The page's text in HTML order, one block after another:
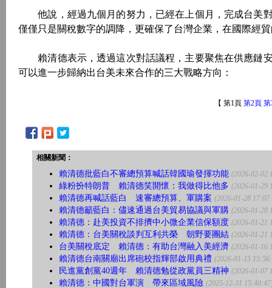
他說，經過九個月的努力，已經在上個月，完成台美
僅僅只是關稅數字的調降，更確保了台灣企業，在國際經
賴清德表示，透過這次對話議程，主要聚焦在供應鏈
可以進一步歸納出台美未來合作的三大戰略方向：
【 第1頁 第2頁 第
相關新聞：
賴清德批藍白不審總預算喊話韓國瑜發揮功能 (2026-02-02
綠粉扮特朗普 賴清德笑開懷：我做得比他多 (2026-01-29
賴清德再喊話藍白 速審總預算、軍購案 (2026-01-28
賴清德籲藍白：儘速通過台美貿易協議與軍購 (2026-01-28
賴清德：赴美投資不排擠中小微企業信保額度 (2026-01-21
賴清德：台美關稅談判互利共榮 朝野要團結 (2026-01-21
台美關稅底定 賴清德：有助台灣融入美經濟 (2026-01-16
賴清德台南關廟出席砲校指輝部啟用典禮 (2026-01-15
民進黨創黨40週年 賴清德勉從政黨員三精神 (2026-01-07
賴清德：中國對台軍演 帶來區域風險 (2025-12-31